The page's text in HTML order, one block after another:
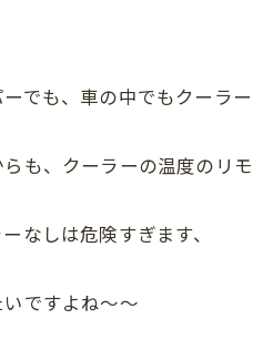
でも、車の中でもクーラ
も、クーラーの温度のリ
なしは危険すぎます、
ですよね～～